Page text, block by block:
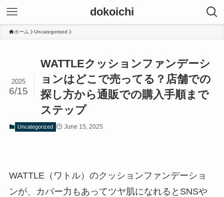
dokoichi
ホーム Uncategorized
WATTLEクッションファンデーシ
ョンはどこで売ってる？店舗での
探し方から通販での購入手順まで
ステップ
2025
6/15
Uncategorized June 15, 2025
WATTLE（ワトル）のクッションファンデーショ
ンが、カバー力もあってツヤ肌になれるとSNSや